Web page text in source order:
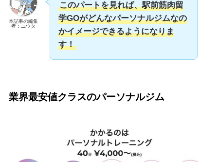
本記事の編集
者：ユウタ
このパートを見れば、駅前筋肉留
学GOがどんなパーソナルジムなの
かイメージできるようになりま
す！
業界最安値クラスのパーソナルジム